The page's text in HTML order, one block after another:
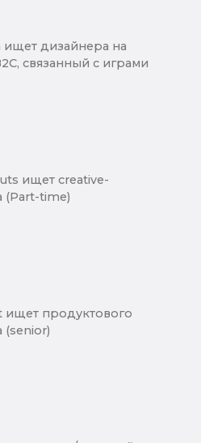
ищет дизайнера на
связанный с играми
ищет creative-
(Part-time)
ищет продуктового
(senior)